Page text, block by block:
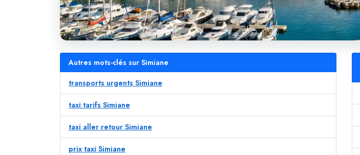
Autres mots-clés sur Simiane
transports urgents Simiane
taxi tarifs Simiane
taxi aller retour Simiane
prix taxi Simiane